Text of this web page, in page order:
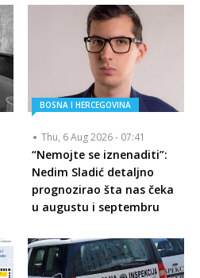
BOSNA I HERCEGOVINA
Thu, 6 Aug 2026 - 07:41
“Nemojte se iznenaditi”:
Nedim Sladić detaljno
prognozirao šta nas čeka
u augustu i septembru